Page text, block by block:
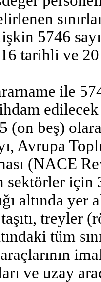
5746
tarihli ve
ile
(on beş)
Avrupa
(NACE
sektörler
altında yer
treyler
tüm
ve uzay